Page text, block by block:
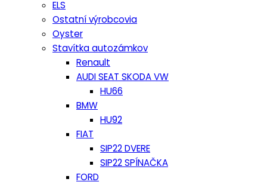
ELS
Ostatní výrobcovia
Oyster
Stavítka autozámkov
Renault
AUDI SEAT SKODA VW
HU66
BMW
HU92
FIAT
SIP22 DVERE
SIP22 SPÍNAČKA
FORD